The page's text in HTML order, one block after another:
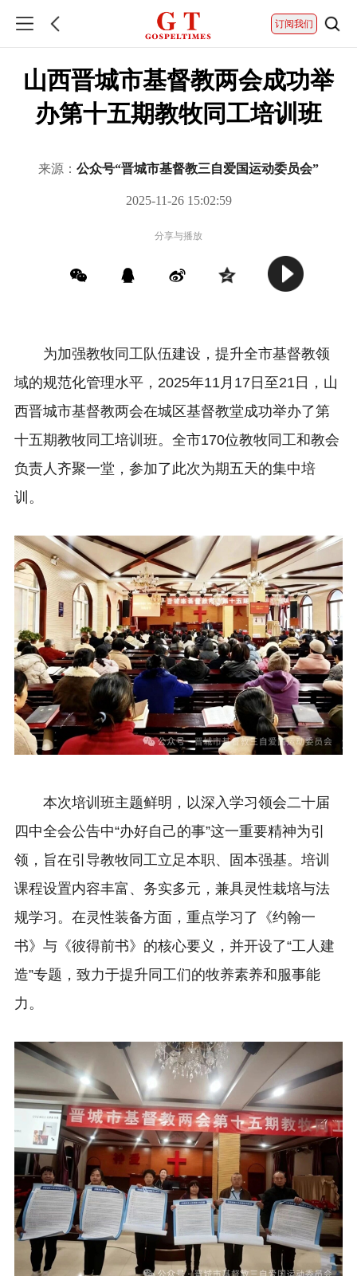
订阅我们
山西晋城市基督教两会成功举
办第十五期教牧同工培训班
来源： 公众号“晋城市基督教三自爱国运动委员会”
2025-11-26 15:02:59
分享与播放
为加强教牧同工队伍建设，提升全市基督教领
域的规范化管理水平，2025年11月17日至21日，山
西晋城市基督教两会在城区基督教堂成功举办了第
十五期教牧同工培训班。全市170位教牧同工和教会
负责人齐聚一堂，参加了此次为期五天的集中培
训。
本次培训班主题鲜明，以深入学习领会二十届
四中全会公告中“办好自己的事”这一重要精神为引
领，旨在引导教牧同工立足本职、固本强基。培训
课程设置内容丰富、务实多元，兼具灵性栽培与法
规学习。在灵性装备方面，重点学习了《约翰一
书》与《彼得前书》的核心要义，并开设了“工人建
造”专题，致力于提升同工们的牧养素养和服事能
力。